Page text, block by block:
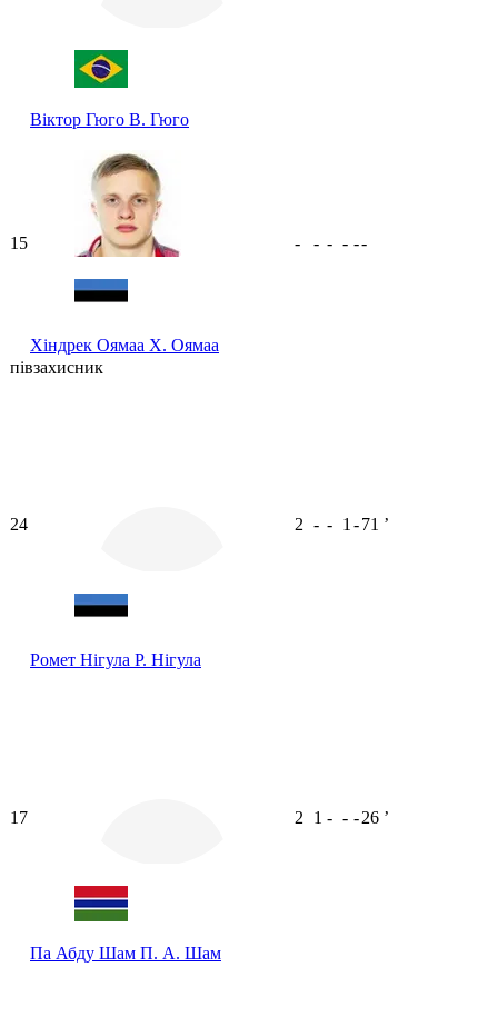
Віктор Гюго В. Гюго
15
Хіндрек Оямаа Х. Оямаа
- - - - --
півзахисник
24
Ромет Нігула Р. Нігула
2 - - 1 -71 ʼ
17
Па Абду Шам П. А. Шам
2 1 - - -26 ʼ